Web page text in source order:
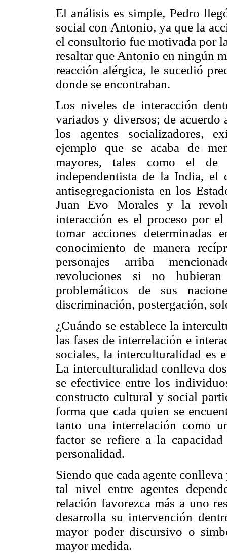
El análisis es simple, Pedro
social con Antonio, ya que la
el consultorio fue motivada por
resaltar que Antonio en ningún
reacción alérgica, le sucedió
donde se encontraban.
Los niveles de interacción
variados y diversos; de acuerdo
los agentes socializadores,
ejemplo que se acaba de
mayores, tales como el de
independentista de la India,
antisegregacionista en los
Juan Evo Morales y la
interacción es el proceso por
tomar acciones
conocimiento de manera
personajes arriba
revoluciones si no hubieran
problemáticos de sus
discriminación, postergación,
¿Cuándo se establece la
las fases de interrelación e
sociales, la interculturalidad es
La interculturalidad conlleva
se efectivice entre los
constructo cultural y social
forma que cada quien se
tanto una interrelación como
factor se refiere a la
personalidad.
Siendo que cada agente
tal nivel entre agentes
relación favorezca más a uno
desarrolla su intervención
mayor poder discursivo o
mayor medida.